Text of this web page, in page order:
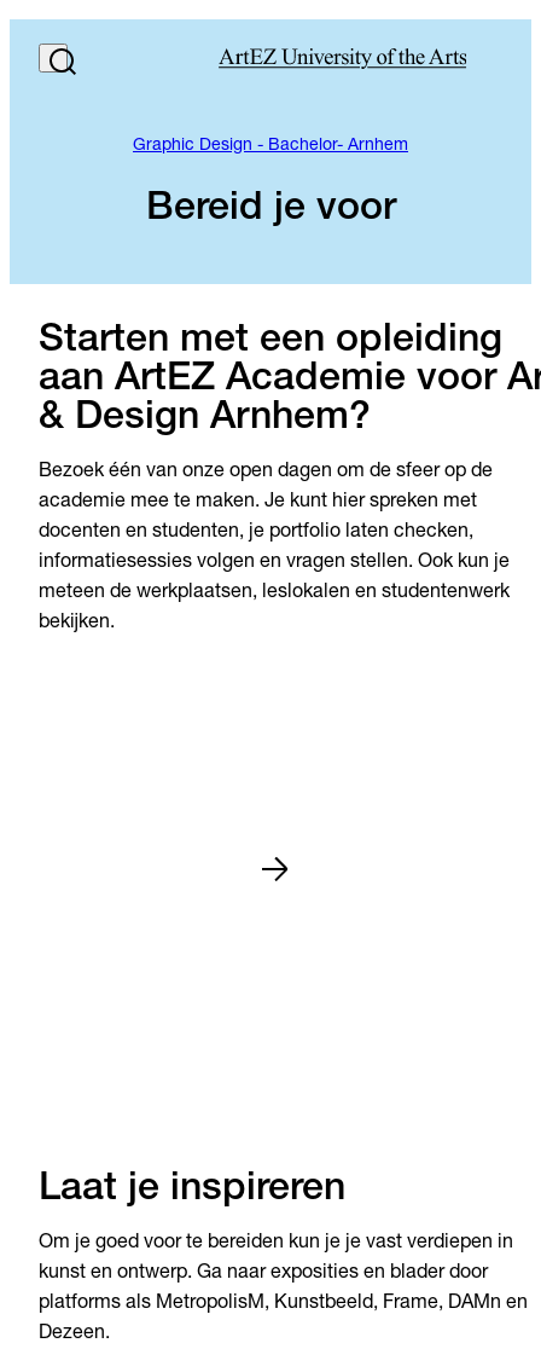
Graphic Design - Bachelor- Arnhem
Bereid je voor
Starten met een opleiding
aan ArtEZ Academie voor
& Design Arnhem?
Bezoek één van onze open dagen om de sfeer op de
academie mee te maken. Je kunt hier spreken met
docenten en studenten, je portfolio laten checken,
informatiesessies volgen en vragen stellen. Ook kun je
meteen de werkplaatsen, leslokalen en studentenwerk
bekijken.
Laat je inspireren
Om je goed voor te bereiden kun je je vast verdiepen in
kunst en ontwerp. Ga naar exposities en blader door
platforms als MetropolisM, Kunstbeeld, Frame, DAMn en
Dezeen.